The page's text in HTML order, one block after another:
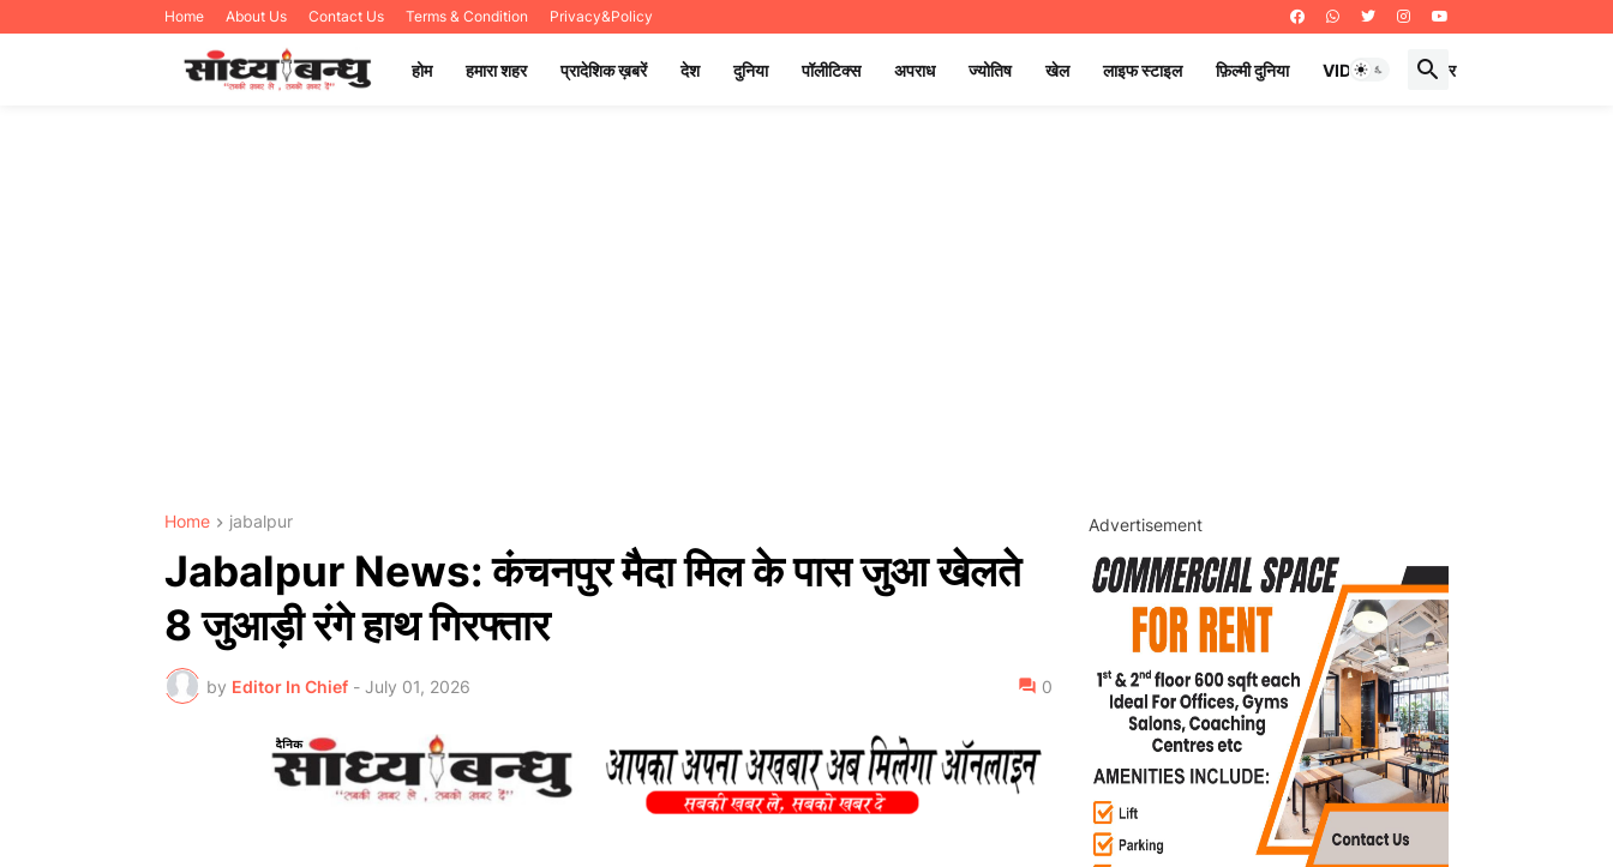
Home About Us Contact Us Terms & Condition Privacy&Policy
होम हमारा शहर प्रादेशिक ख़बरें देश दुनिया पॉलीटिक्स अपराध ज्योतिष खेल लाइफ स्टाइल फ़िल्मी दुनिया VIDEOS ई पेपर
Home jabalpur
Jabalpur News: कंचनपुर मैदा मिल के पास जुआ खेलते
8 जुआड़ी रंगे हाथ गिरफ्तार
by Editor In Chief - July 01, 2026 0
Advertisement